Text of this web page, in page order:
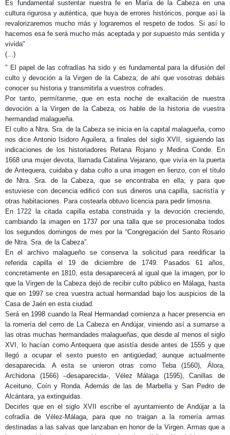
Es fundamental sustentar nuestra fe en María de la Cabeza en una
cultura rigurosa y auténtica, que huya de errores históricos, porque así la
revalorizaremos mucho más y lograremos el respeto de todos. Si así lo
hacemos esa fe será mucho más aceptada y por supuesto más sentida y
vivida"
(...)
" El papel de las cofradías ha sido y es fundamental para la difusión del
culto y devoción a la Virgen de la Cabeza; de ahí que vosotras debáis
conocer su historia y transmitirla a vuestros cofrades.
Por tanto, permítanme, que en esta noche de exaltación de nuestra
devoción a la Virgen de la Cabeza, os hable de la historia de vuestra
hermandad malagueña.
El culto a Ntra. Sra. de la Cabeza se inicia en la capital malagueña, como
nos dice Antonio Isidoro Aguilera, a finales del siglo XVII, siguiendo las
indicaciones de los historiadores Retana Rojano y Medina Conde. En
1668 una mujer devota, llamada Catalina Vejarano, que vivía en la puerta
de Antequera, cuidaba y daba culto a una imagen en lienzo, con el título
de Ntra. Sra. de la Cabeza, que se encontraba en ella; y para que
estuviese con decencia edificó con sus dineros una capilla, sacristía y
otras habitaciones. Para costearla obtuvo licencia para pedir limosna.
En 1722 la citada capilla estaba construida y la devoción creciendo,
cambiando la imagen en 1737 por una talla que se procesionaba todos
los segundos domingos de mes por la “Congregación del Santo Rosario
de Ntra. Sra. de la Cabeza”.
En el archivo malagueño se conserva la solicitud para reedificar la
referida capilla el 19 de diciembre de 1749. Pasados 61 años,
concretamente en 1810, esta desaparecerá al igual que la imagen, por lo
que la Virgen de la Cabeza dejó de recibir culto público en Málaga, hasta
que en 1997 se crea vuestra actual hermandad bajo los auspicios de la
Casa de Jaén en esta ciudad.
Será en 1998 cuando la Real Hermandad comienza a hacer presencia en
la romería del cerro de La Cabeza en Andújar, viniendo así a sumarse a
las otras muchas hermandades malagueñas, que desde al menos el siglo
XVI, lo hacían como Antequera que asistía desde antes de 1555 y que
llegó a ocupar el sexto puesto en antigüedad; aunque actualmente
desaparecida. A esta se unieron otras como Teba (1560), Álora,
Archidona (1566) –desaparecida-, Vélez Málaga (1595), Canillas de
Aceituno, Coín y Ronda. Además de las de Marbella y San Pedro de
Alcántara, ya extinguidas.
Decirles que en el siglo XVII escribe el ayuntamiento de Andújar a la
cofradía de Vélez-Málaga, para que no traigan a la romería armas
destinadas a las salvas que lanzaban en honor de la Virgen. Armas que a